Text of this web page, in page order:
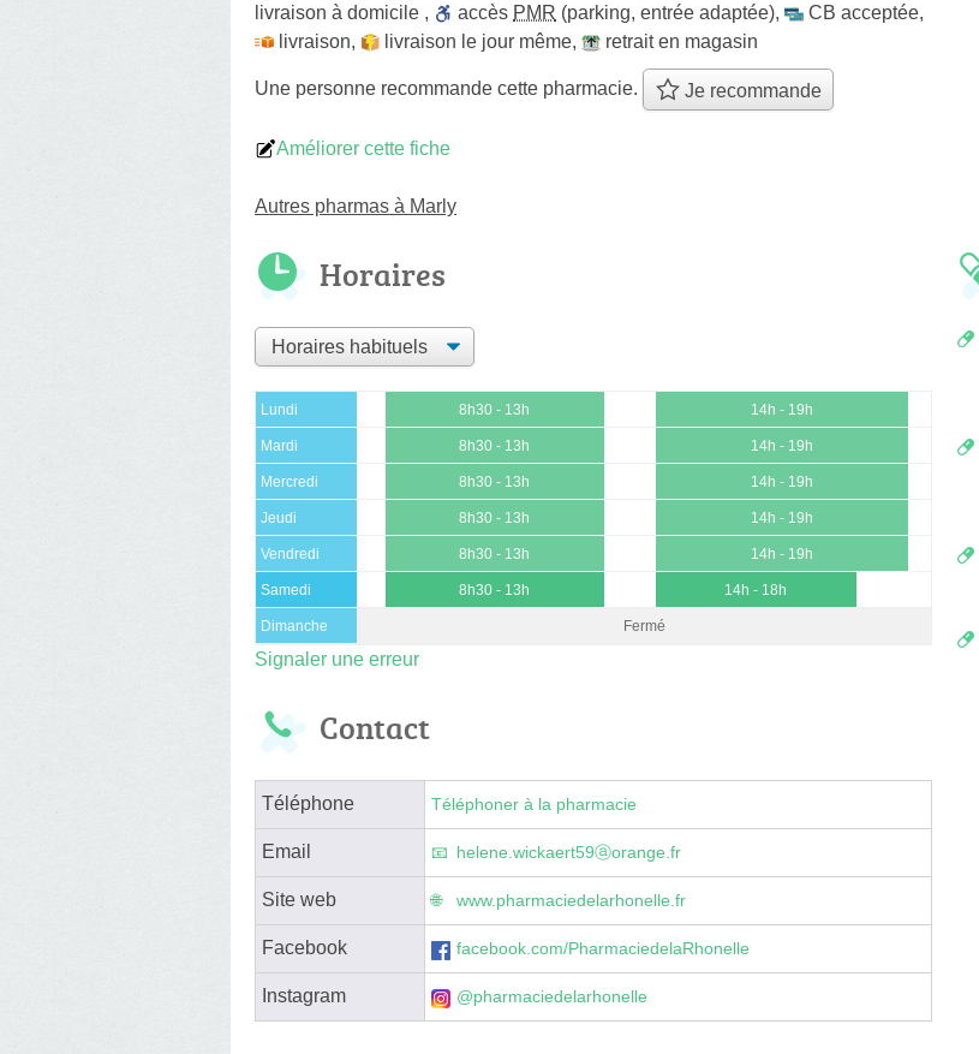
livraison à domicile , accès PMR (parking, entrée adaptée), CB acceptée,
livraison, livraison le jour même, retrait en magasin
Une personne recommande cette pharmacie. Je recommande
Améliorer cette fiche
Autres pharmas à Marly
Horaires
Lundi 8h30 - 13h 14h - 19h
Mardi 8h30 - 13h 14h - 19h
Mercredi 8h30 - 13h 14h - 19h
Jeudi 8h30 - 13h 14h - 19h
Vendredi 8h30 - 13h 14h - 19h
Samedi 8h30 - 13h 14h - 18h
Dimanche Fermé
Signaler une erreur
Contact
Téléphone Téléphoner à la pharmacie
Email helene.wickaert59ⓐorange.fr
Site web www.pharmaciedelarhonelle.fr
Facebook facebook.com/PharmaciedelaRhonelle
Instagram @pharmaciedelarhonelle